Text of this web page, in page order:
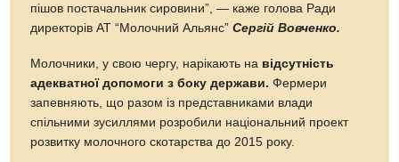
пішов постачальник сировини”, — каже голова Ради
директорів АТ “Молочний Альянс”Сергій Вовченко.
Молочники, у свою чергу, нарікають на відсутність
адекватної допомоги з боку держави. Фермери
запевняють, що разом із представниками влади
спільними зусиллями розробили національний проект
розвитку молочного скотарства до 2015 року.